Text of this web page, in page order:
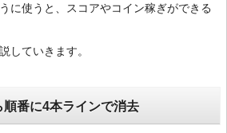
に使うと、スコアやコイン稼ぎができる
していきます。
番に4本ラインで消去